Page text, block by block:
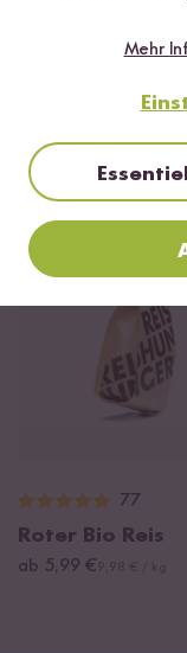
Bohnenpflanzen
kleinen Trick, der
verscheucht ihr die
Passende
DU SPARST BIS ZU 20 %
77
Roter Bio Reis
ab 5,99 €
Mehr